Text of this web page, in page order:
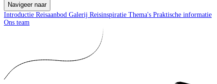
Navigeer naar
Introductie Reisaanbod Galerij Reisinspiratie Thema's Praktische informatie
Ons team